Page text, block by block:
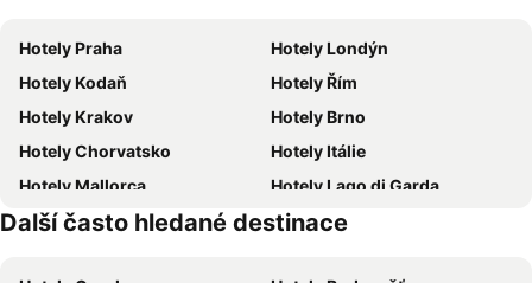
Hotely Praha
Hotely Londýn
Hotely Kodaň
Hotely Řím
Hotely Krakov
Hotely Brno
Hotely Chorvatsko
Hotely Itálie
Hotely Mallorca
Hotely Lago di Garda
Hotely Česká republika
Hotely Vysočina
Další často hledané destinace